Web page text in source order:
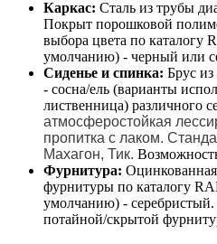
Каркас: Cталь из трубы
Покрыт порошковой
выбора цвета по каталогу
умолчанию) - черный или
Сиденье и спинка: Брус
- сосна/ель (варианты
лиственница) различного
атмосферостойкая
пропитка с лаком.
Махагон, Тик.
Фурнитура:
фурнитуры по каталогу
умолчанию) -
потайной/скрытой